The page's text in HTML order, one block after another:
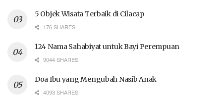
5 Objek Wisata Terbaik di Cilacap
176 SHARES
124 Nama Sahabiyat untuk Bayi Perempuan
9044 SHARES
Doa Ibu yang Mengubah Nasib Anak
4093 SHARES